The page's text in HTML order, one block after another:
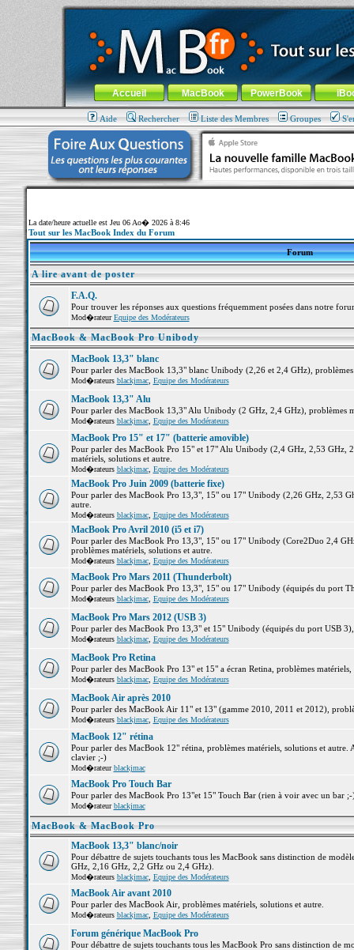
MacBook-fr.com : 100% Apple... 100% nomade !
Aller au contenu-Aller au menu général-Aller au menu de
Menu général
Accueil MacBook PowerBook
Aide Rechercher Liste des Membres Groupes
La date/heure actuelle est Jeu 06 Ao� 2026 à 8:46
Tout sur les MacBook Index du Forum
Forum
A lire avant de poster
F.A.Q.
Pour trouver les réponses aux questions fréquemment posées dans notre
Mod�rateurEquipe des Modérateurs
MacBook & MacBook Pro Unibody
MacBook 13,3" blanc
Pour parler des MacBook 13,3" blanc Unibody (2,26 et 2,4 GHz),
Mod�rateurs blackjmac, Equipe des Modérateurs
MacBook 13,3" Alu
Pour parler des MacBook 13,3" Alu Unibody (2 GHz, 2,4 GHz), problèmes
Mod�rateurs blackjmac, Equipe des Modérateurs
MacBook Pro 15" et 17" (batterie amovible)
Pour parler des MacBook Pro 15" et 17" Alu Unibody (2,4 GHz, 2,53 GHz,
matériels, solutions et autre.
Mod�rateurs blackjmac, Equipe des Modérateurs
MacBook Pro Juin 2009 (batterie fixe)
Pour parler des MacBook Pro 13,3", 15" ou 17" Unibody (2,26 GHz, 2,53
autre.
Mod�rateurs blackjmac, Equipe des Modérateurs
MacBook Pro Avril 2010 (i5 et i7)
Pour parler des MacBook Pro 13,3", 15" ou 17" Unibody (Core2Duo 2,4
problèmes matériels, solutions et autre.
Mod�rateurs blackjmac, Equipe des Modérateurs
MacBook Pro Mars 2011 (Thunderbolt)
Pour parler des MacBook Pro 13,3", 15" ou 17" Unibody (équipés du port
Mod�rateurs blackjmac, Equipe des Modérateurs
MacBook Pro Mars 2012 (USB 3)
Pour parler des MacBook Pro 13,3" et 15" Unibody (équipés du port USB
Mod�rateurs blackjmac, Equipe des Modérateurs
MacBook Pro Retina
Pour parler des MacBook Pro 13" et 15" a écran Retina, problèmes matériels,
Mod�rateurs blackjmac, Equipe des Modérateurs
MacBook Air après 2010
Pour parler des MacBook Air 11" et 13" (gamme 2010, 2011 et 2012),
Mod�rateurs blackjmac, Equipe des Modérateurs
MacBook 12" rétina
Pour parler des MacBook 12" rétina, problèmes matériels, solutions et
clavier ;-)
Mod�rateurblackjmac
MacBook Pro Touch Bar
Pour parler des MacBook Pro 13"et 15" Touch Bar (rien à voir avec un bar
Mod�rateurblackjmac
MacBook & MacBook Pro
MacBook 13,3" blanc/noir
Pour débattre de sujets touchants tous les MacBook sans distinction de
GHz, 2,16 GHz, 2,2 GHz ou 2,4 GHz).
Mod�rateurs blackjmac, Equipe des Modérateurs
MacBook Air avant 2010
Pour parler des MacBook Air, problèmes matériels, solutions et autre.
Mod�rateurs blackjmac, Equipe des Modérateurs
Forum générique MacBook Pro
Pour débattre de sujets touchants tous les MacBook Pro sans distinction de